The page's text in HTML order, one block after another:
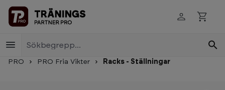
Skip to main content
PRO PRO Fria Vikter Racks - Ställningar